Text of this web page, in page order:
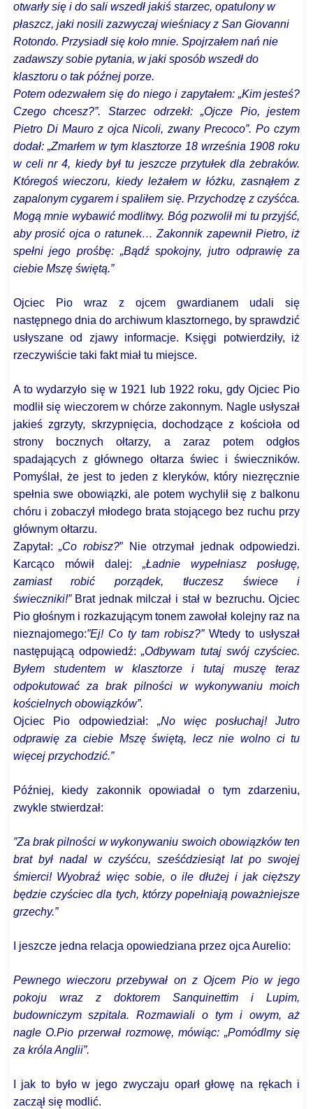
otwarły się i do sali wszedł jakiś starzec, opatulony w
płaszcz, jaki nosili zazwyczaj wieśniacy z San Giovanni
Rotondo. Przysiadł się koło mnie. Spojrzałem nań nie
zadawszy sobie pytania, w jaki sposób wszedł do
klasztoru o tak późnej porze.
Potem odezwałem się do niego i zapytałem: „Kim jesteś?
Czego chcesz?”. Starzec odrzekł: „Ojcze Pio, jestem
Pietro Di Mauro z ojca Nicoli, zwany Precoco”. Po czym
dodał: „Zmarłem w tym klasztorze 18 września 1908 roku
w celi nr 4, kiedy był tu jeszcze przytułek dla żebraków.
Któregoś wieczoru, kiedy leżałem w łóżku, zasnąłem z
zapalonym cygarem i spaliłem się. Przychodzę z czyśćca.
Mogą mnie wybawić modlitwy. Bóg pozwolił mi tu przyjść,
aby prosić ojca o ratunek… Zakonnik zapewnił Pietro, iż
spełni jego prośbę: „Bądź spokojny, jutro odprawię za
ciebie Mszę świętą.”
Ojciec Pio wraz z ojcem gwardianem udali się
następnego dnia do archiwum klasztornego, by sprawdzić
usłyszane od zjawy informacje. Księgi potwierdziły, iż
rzeczywiście taki fakt miał tu miejsce.
A to wydarzyło się w 1921 lub 1922 roku, gdy Ojciec Pio
modlił się wieczorem w chórze zakonnym. Nagle usłyszał
jakieś zgrzyty, skrzypnięcia, dochodzące z kościoła od
strony bocznych ołtarzy, a zaraz potem odgłos
spadających z głównego ołtarza świec i świeczników.
Pomyślał, że jest to jeden z kleryków, który niezręcznie
spełnia swe obowiązki, ale potem wychylił się z balkonu
chóru i zobaczył młodego brata stojącego bez ruchu przy
głównym ołtarzu.
Zapytał: „Co robisz?” Nie otrzymał jednak odpowiedzi.
Karcąco mówił dalej:„Ładnie wypełniasz posługę,
zamiast robić porządek, tłuczesz świece i
świeczniki!”Brat jednak milczał i stał w bezruchu. Ojciec
Pio głośnym i rozkazującym tonem zawołał kolejny raz na
nieznajomego:”Ej! Co ty tam robisz?”Wtedy to usłyszał
następującą odpowiedź:„Odbywam tutaj swój czyściec.
Byłem studentem w klasztorze i tutaj muszę teraz
odpokutować za brak pilności w wykonywaniu moich
kościelnych obowiązków”.
Ojciec Pio odpowiedział: „No więc posłuchaj! Jutro
odprawię za ciebie Mszę świętą, lecz nie wolno ci tu
więcej przychodzić.”
Później, kiedy zakonnik opowiadał o tym zdarzeniu,
zwykle stwierdzał:
”Za brak pilności w wykonywaniu swoich obowiązków ten
brat był nadal w czyśćcu, sześćdziesiąt lat po swojej
śmierci! Wyobraź więc sobie, o ile dłużej i jak cięższy
będzie czyściec dla tych, którzy popełniają poważniejsze
grzechy.”
I jeszcze jedna relacja opowiedziana przez ojca Aurelio:
Pewnego wieczoru przebywał on z Ojcem Pio w jego
pokoju wraz z doktorem Sanquinettim i Lupim,
budowniczym szpitala. Rozmawiali o tym i owym, aż
nagle O.Pio przerwał rozmowę, mówiąc: „Pomódlmy się
za króla Anglii”.
I jak to było w jego zwyczaju oparł głowę na rękach i
zaczął się modlić.